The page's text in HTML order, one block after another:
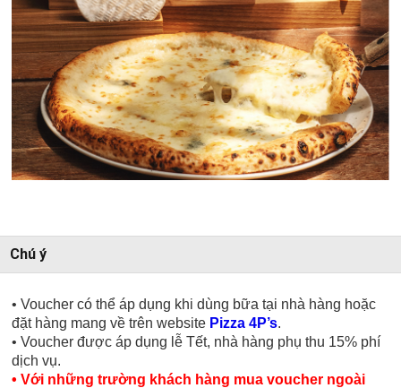
Chú ý
• Voucher có thể áp dụng khi dùng bữa tại nhà hàng hoặc
đặt hàng mang về trên website Pizza 4P’s.
• Voucher được áp dụng lễ Tết, nhà hàng phụ thu 15% phí
dịch vụ.
• Với những trường khách hàng mua voucher ngoài